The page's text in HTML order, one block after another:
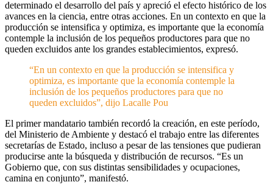
determinado el desarrollo del país y apreció el efecto histórico de los
avances en la ciencia, entre otras acciones. En un contexto en que la
producción se intensifica y optimiza, es importante que la economía
contemple la inclusión de los pequeños productores para que no
queden excluidos ante los grandes establecimientos, expresó.
“En un contexto en que la producción se intensifica y
optimiza, es importante que la economía contemple la
inclusión de los pequeños productores para que no
queden excluidos”, dijo Lacalle Pou
El primer mandatario también recordó la creación, en este período,
del Ministerio de Ambiente y destacó el trabajo entre las diferentes
secretarías de Estado, incluso a pesar de las tensiones que pudieran
producirse ante la búsqueda y distribución de recursos. “Es un
Gobierno que, con sus distintas sensibilidades y ocupaciones,
camina en conjunto”, manifestó.